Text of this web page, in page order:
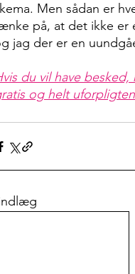
Men sådan er
på, at det ikke er
jag der er en
du vil have
og helt